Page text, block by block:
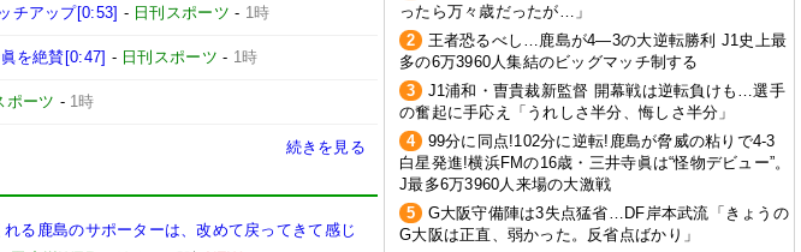
チアップ[0:53] - 日刊スポーツ - 1時
を絶賛[0:47] - 日刊スポーツ - 1時
ポーツ - 1時
続きを見る
る鹿島のサポーターは、改めて戻ってきて感じ
ったら万々歳だったが…」
2
王者恐るべし…鹿島が4―3の大逆転勝利 J1史上最
多の6万3960人集結のビッグマッチ制する
3
J1浦和・曺貴裁新監督 開幕戦は逆転負けも…選手
の奮起に手応え「うれしさ半分、悔しさ半分」
4
99分に同点!102分に逆転!鹿島が脅威の粘りで4-3
白星発進!横浜FMの16歳・三井寺眞は“怪物デビュー”。
J最多6万3960人来場の大激戦
5
G大阪守備陣は3失点猛省…DF岸本武流「きょうの
G大阪は正直、弱かった。反省点ばかり」